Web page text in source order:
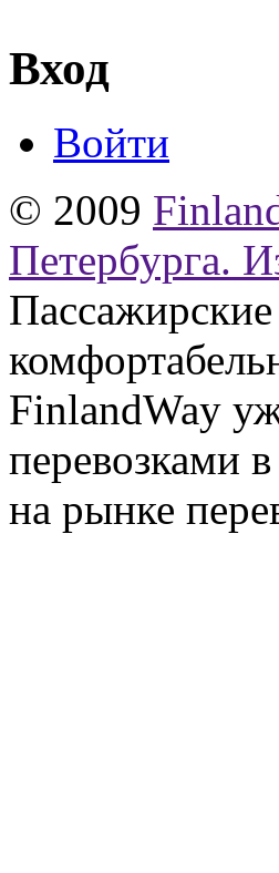
Вход
Войти
© 2009
Петербурга.
FinlandWay
перевозками
на рынке